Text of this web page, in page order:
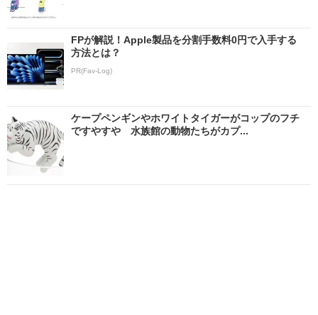
FPが解説！Apple製品を分割手数料0円で入手する
方法とは？
PR(Fav-Log)
ケープペンギンやホワイトタイガーがコップのフチ
ですやすや 水族館の動物たちがカプ...